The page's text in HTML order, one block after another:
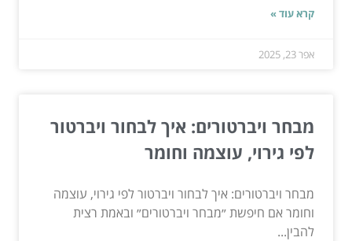
קרא עוד »
אפר 23, 2025
מבחר ויברטורים: איך לבחור ויברטור
לפי גירוי, עוצמה וחומר
מבחר ויברטורים: איך לבחור ויברטור לפי גירוי, עוצמה
וחומר אם חיפשת ״מבחר ויברטורים״ ובאמת רצית
להבין...